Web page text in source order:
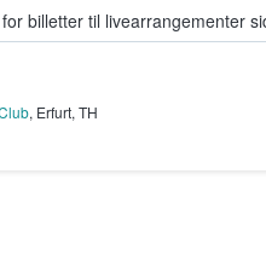
billetter til livearrangementer
og sælger billetter
, Erfurt, TH